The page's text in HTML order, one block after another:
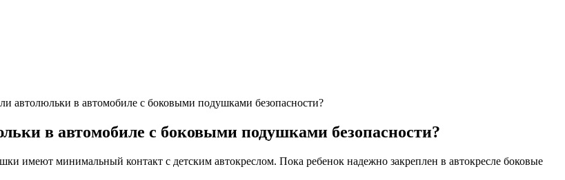
автолюльки в автомобиле с боковыми подушками безопасности?
в автомобиле с боковыми подушками безопасности?
имеют минимальный контакт с детским автокреслом. Пока ребенок надежно закреплен в автокресле боковые